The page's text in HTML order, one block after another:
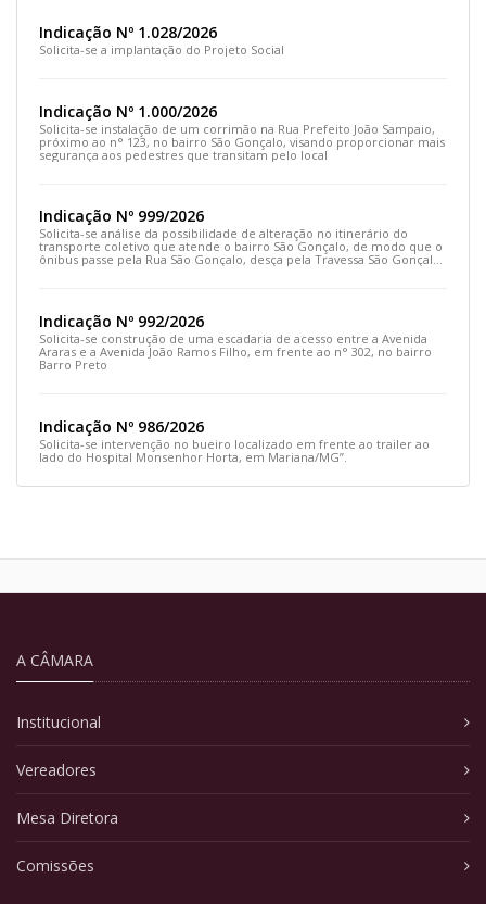
Indicação Nº 1.028/2026
Solicita-se a implantação do Projeto Social
Indicação Nº 1.000/2026
Solicita-se instalação de um corrimão na Rua Prefeito João Sampaio,
próximo ao n° 123, no bairro São Gonçalo, visando proporcionar mais
segurança aos pedestres que transitam pelo local
Indicação Nº 999/2026
Solicita-se análise da possibilidade de alteração no itinerário do
transporte coletivo que atende o bairro São Gonçalo, de modo que o
ônibus passe pela Rua São Gonçalo, desça pela Travessa São Gonçalo
Indicação Nº 992/2026
Solicita-se construção de uma escadaria de acesso entre a Avenida
Araras e a Avenida João Ramos Filho, em frente ao n° 302, no bairro
Barro Preto
Indicação Nº 986/2026
Solicita-se intervenção no bueiro localizado em frente ao trailer ao
lado do Hospital Monsenhor Horta, em Mariana/MG”.
A CÂMARA
Institucional
Vereadores
Mesa Diretora
Comissões